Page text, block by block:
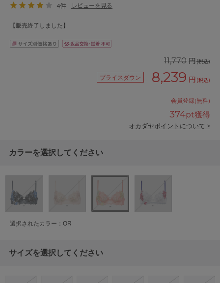
4件 レビューを見る
【販売終了しました】
11,770 円(税込)
プライスダウン 8,239 円 (税込)
会員登録(無料)
374pt獲得
オカダヤポイントについて >
カラーを選択してください
選択されたカラー：OR
サイズを選択してください